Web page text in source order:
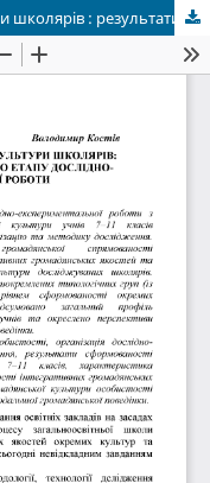
Формування громадянської культури школярів : результати констатувального етапу дослідно-експериментальної роботи